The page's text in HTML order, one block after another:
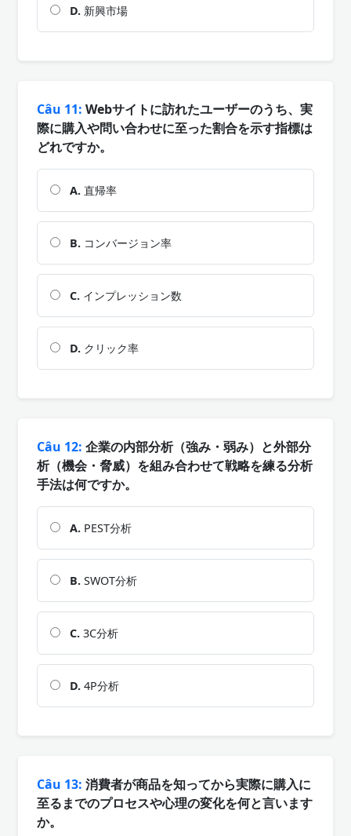
D. 新興市場
Câu 11: Webサイトに訪れたユーザーのうち、実
際に購入や問い合わせに至った割合を示す指標は
どれですか。
A. 直帰率
B. コンバージョン率
C. インプレッション数
D. クリック率
Câu 12: 企業の内部分析（強み・弱み）と外部分
析（機会・脅威）を組み合わせて戦略を練る分析
手法は何ですか。
A. PEST分析
B. SWOT分析
C. 3C分析
D. 4P分析
Câu 13: 消費者が商品を知ってから実際に購入に
至るまでのプロセスや心理の変化を何と言います
か。